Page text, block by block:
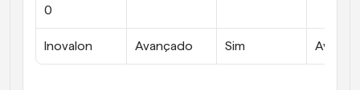
0
Inovalon Avançado Sim